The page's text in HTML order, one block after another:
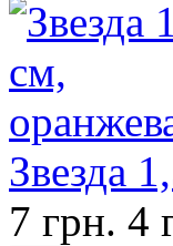
Звезда
7 грн. 4